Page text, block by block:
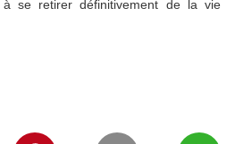
se retirer définitivement de la vie